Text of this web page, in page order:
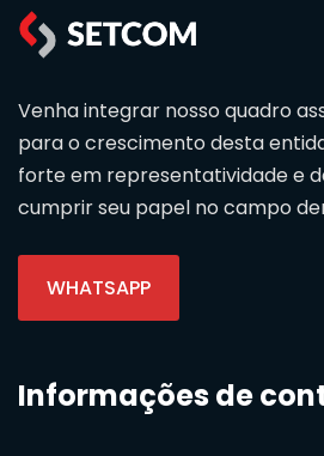
Venha integrar nosso quadro
para o crescimento desta
forte em representatividade e
cumprir seu papel no campo
WHATSAPP
Informações de